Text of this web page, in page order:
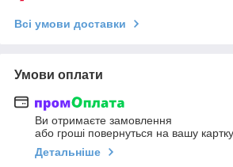
Всі умови доставки
Умови оплати
Ви отримаєте замовлення
або гроші повернуться на вашу картку
Детальніше